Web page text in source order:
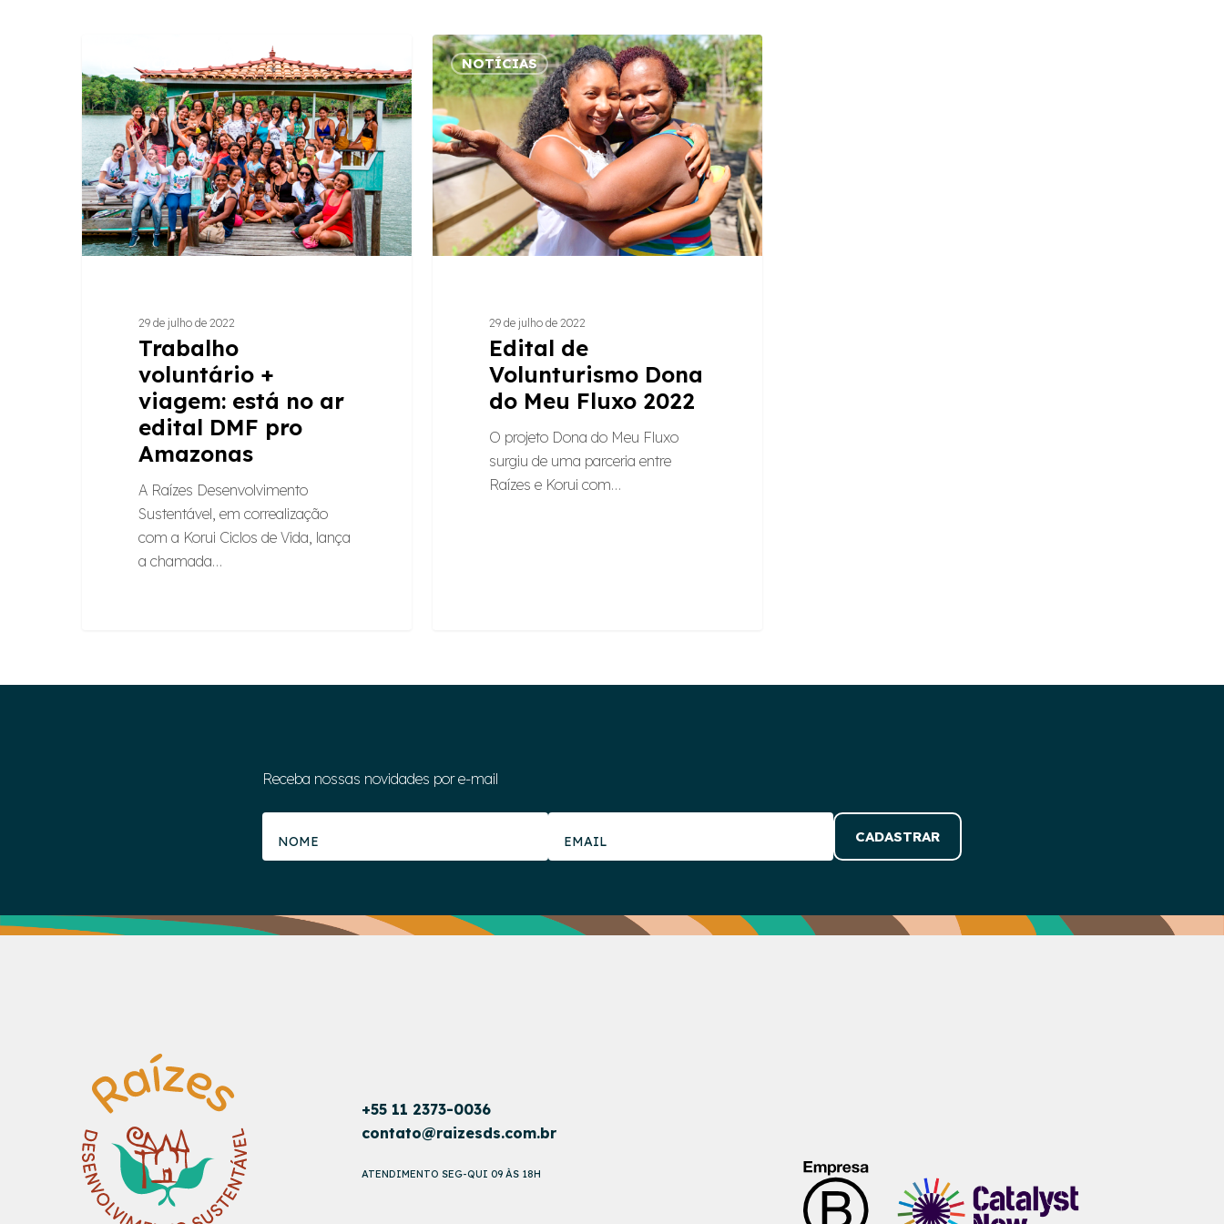
voluntário
+
viagem:
está
no
ar
edital
DMF
pro
29 de julho de 2022
Trabalho
voluntário +
viagem: está no ar
edital DMF pro
Amazonas
A Raízes Desenvolvimento
Sustentável, em correalização
com a Korui Ciclos de Vida, lança
a chamada…
Edital
de
Volunturismo
Dona
do
Meu
Fluxo
2022
NOTÍCIAS
29 de julho de 2022
Edital de
Volunturismo Dona
do Meu Fluxo 2022
O projeto Dona do Meu Fluxo
surgiu de uma parceria entre
Raízes e Korui com…
Receba nossas novidades por e-mail
+55 11 2373-0036
contato@raizesds.com.br
ATENDIMENTO SEG-QUI 09 ÀS 18H